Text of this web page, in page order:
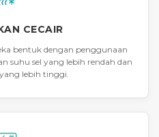
CECAIR
bentuk dengan penggunaan
suhu sel yang lebih rendah dan
yang lebih tinggi.